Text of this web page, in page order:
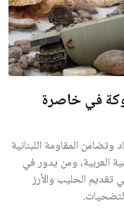
في خاصرة
المقاومة اللبنانية
العربية، ومن يدور في
تقديم الحليب والأرز